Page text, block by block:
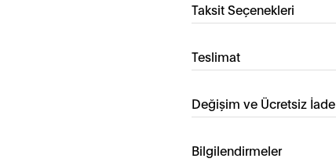
Taksit Seçenekleri
Teslimat
Değişim ve Ücretsiz İade
Bilgilendirmeler